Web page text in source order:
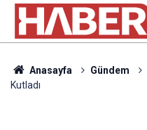
Anasayfa Gündem
Kutladı